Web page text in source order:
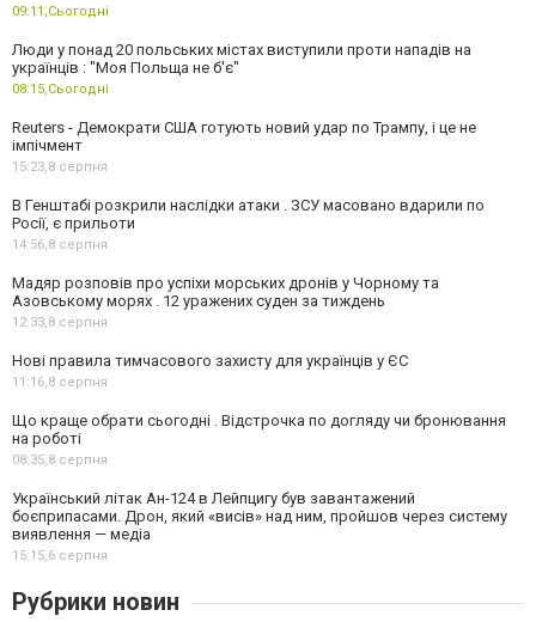
09:11,Сьогодні
Люди у понад 20 польських містах виступили проти нападів на
українців : "Моя Польща не б'є"
08:15,Сьогодні
Reuters - Демократи США готують новий удар по Трампу, і це не
імпічмент
15:23,8 серпня
В Генштабі розкрили наслідки атаки . ЗСУ масовано вдарили по
Росії, є прильоти
14:56,8 серпня
Мадяр розповів про успіхи морських дронів у Чорному та
Азовському морях . 12 уражених суден за тиждень
12:33,8 серпня
Нові правила тимчасового захисту для українців у ЄС
11:16,8 серпня
Що краще обрати сьогодні . Відстрочка по догляду чи бронювання
на роботі
08:35,8 серпня
Український літак Ан-124 в Лейпцигу був завантажений
боєприпасами. Дрон, який «висів» над ним, пройшов через систему
виявлення — медіа
15:15,6 серпня
Рубрики новин